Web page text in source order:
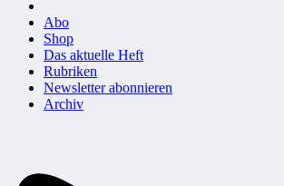
Abo
Shop
Das aktuelle Heft
Rubriken
Newsletter abonnieren
Archiv